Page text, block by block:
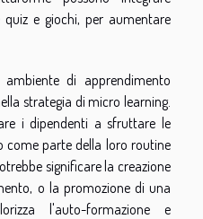
e giochi, per aumentare
di apprendimento
strategia di micro learning.
i dipendenti a sfruttare le
parte della loro routine
significare la creazione
o la promozione di una
l'auto-formazione e